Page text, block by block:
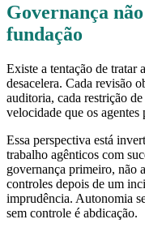
Governança
fundação
Existe a tentação de tratar
desacelera. Cada revisão
auditoria, cada restrição
velocidade que os agentes
Essa perspectiva está
trabalho agênticos com
governança primeiro, não
controles depois de um
imprudência. Autonomia
sem controle é abdicação.